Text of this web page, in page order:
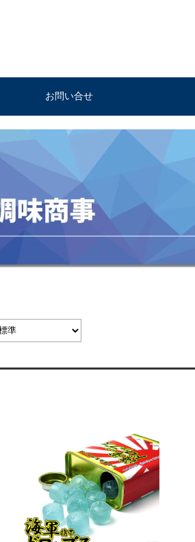
お問い合せ